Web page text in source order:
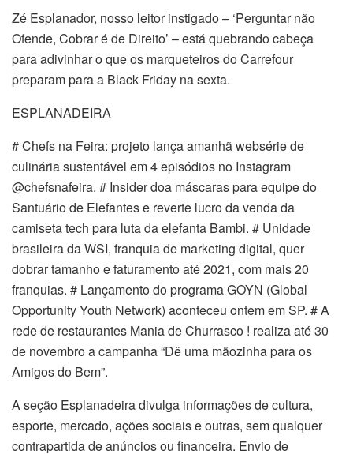
Zé Esplanador, nosso leitor instigado – ‘Perguntar não
Ofende, Cobrar é de Direito’ – está quebrando cabeça
para adivinhar o que os marqueteiros do Carrefour
preparam para a Black Friday na sexta.
ESPLANADEIRA
# Chefs na Feira: projeto lança amanhã websérie de
culinária sustentável em 4 episódios no Instagram
@chefsnafeira. # Insider doa máscaras para equipe do
Santuário de Elefantes e reverte lucro da venda da
camiseta tech para luta da elefanta Bambi. # Unidade
brasileira da WSI, franquia de marketing digital, quer
dobrar tamanho e faturamento até 2021, com mais 20
franquias. # Lançamento do programa GOYN (Global
Opportunity Youth Network) aconteceu ontem em SP. # A
rede de restaurantes Mania de Churrasco ! realiza até 30
de novembro a campanha “Dê uma mãozinha para os
Amigos do Bem”.
A seção Esplanadeira divulga informações de cultura,
esporte, mercado, ações sociais e outras, sem qualquer
contrapartida de anúncios ou financeira. Envio de